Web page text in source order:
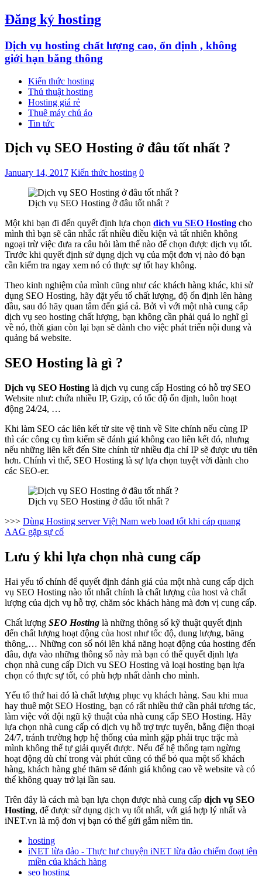
Đăng ký hosting
Dịch vụ hosting chất lượng cao, ổn định , không
giới hạn băng thông
Kiến thức hosting
Thủ thuật hosting
Hosting giá rẻ
Thuê máy chủ ảo
Tin tức
Dịch vụ SEO Hosting ở đâu tốt nhất ?
January 14, 2017 Kiến thức hosting 0
Dịch vụ SEO Hosting ở đâu tốt nhất ?
Một khi bạn đi đến quyết định lựa chọn dich vu SEO Hosting cho
mình thì bạn sẽ cân nhắc rất nhiều điều kiện và tất nhiên không
ngoại trừ việc đưa ra câu hỏi làm thế nào để chọn được dịch vụ tốt.
Trước khi quyết định sử dụng dịch vụ của một đơn vị nào đó bạn
cần kiểm tra ngay xem nó có thực sự tốt hay không.
Theo kinh nghiệm của mình cũng như các khách hàng khác, khi sử
dụng SEO Hosting, hãy đặt yếu tố chất lượng, độ ổn định lên hàng
đầu, sau đó hãy quan tâm đến giá cả. Bởi vì với một nhà cung cấp
dịch vụ seo hosting chất lượng, bạn không cần phải quá lo nghĩ gì
về nó, thời gian còn lại bạn sẽ dành cho việc phát triển nội dung và
quảng bá website.
SEO Hosting là gì ?
Dịch vụ SEO Hosting là dịch vụ cung cấp Hosting có hỗ trợ SEO
Website như: chứa nhiều IP, Gzip, có tốc độ ổn định, luôn hoạt
động 24/24, …
Khi làm SEO các liên kết từ site vệ tinh về Site chính nếu cùng IP
thì các công cụ tìm kiếm sẽ đánh giá không cao liên kết đó, nhưng
nếu những liên kết đến Site chính từ nhiều địa chỉ IP sẽ được ưu tiên
hơn. Chính vì thế, SEO Hosting là sự lựa chọn tuyệt vời dành cho
các SEO-er.
Dịch vụ SEO Hosting ở đâu tốt nhất ?
>>> Dùng Hosting server Việt Nam web load tốt khi cáp quang
AAG gặp sự cố
Lưu ý khi lựa chọn nhà cung cấp
Hai yếu tố chính để quyết định đánh giá của một nhà cung cấp dịch
vụ SEO Hosting nào tốt nhất chính là chất lượng của host và chất
lượng của dịch vụ hỗ trợ, chăm sóc khách hàng mà đơn vị cung cấp.
Chất lượng SEO Hosting là những thông số kỹ thuật quyết định
đến chất lượng hoạt động của host như tốc độ, dung lượng, băng
thông,… Những con số nói lên khả năng hoạt động của hosting đến
đâu, dựa vào những thông số này mà bạn có thể quyết định lựa
chọn nhà cung cấp Dich vu SEO Hosting và loại hosting bạn lựa
chọn có thực sự tốt, có phù hợp nhất dành cho mình.
Yếu tố thứ hai đó là chất lượng phục vụ khách hàng. Sau khi mua
hay thuê một SEO Hosting, bạn có rất nhiều thứ cần phải tương tác,
làm việc với đội ngũ kỹ thuật của nhà cung cấp SEO Hosting. Hãy
lựa chọn nhà cung cấp có dịch vụ hỗ trợ trực tuyến, bằng điện thoại
24/7, tránh trường hợp hệ thống của mình gặp phải trục trặc mà
mình không thể tự giải quyết được. Nếu để hệ thống tạm ngừng
hoạt động dù chỉ trong vài phút cũng có thể bỏ qua một số khách
hàng, khách hàng ghé thăm sẽ đánh giá không cao về website và có
thể không quay trở lại lần sau.
Trên đây là cách mà bạn lựa chọn được nhà cung cấp dịch vụ SEO
Hosting, để được sử dụng dịch vụ tốt nhất, với giá hợp lý nhất và
iNET.vn là mộ đơn vị bạn có thể gửi gắm niềm tin.
hosting
iNET lừa đảo - Thực hư chuyện iNET lừa đảo chiếm đoạt tên
miền của khách hàng
seo hosting